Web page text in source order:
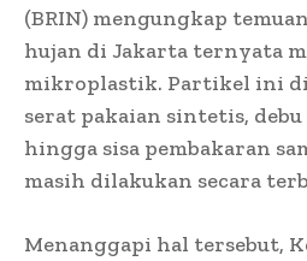
(BRIN) mengungkap
hujan di Jakarta ternyata
mikroplastik. Partikel ini
serat pakaian sintetis,
hingga sisa pembakaran
masih dilakukan secara
Menanggapi hal tersebut,